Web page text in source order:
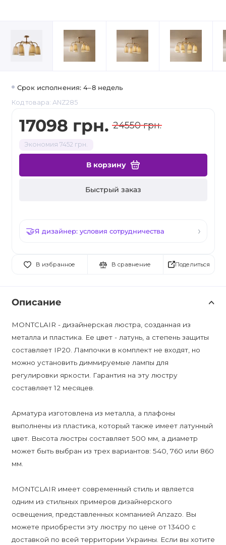
Срок исполнения: 4–8 недель
Код товара: ANZ285
17098 грн. 24550 грн.
Экономия 7452 грн.
В корзину
Быстрый заказ
Я дизайнер: условия сотрудничества
В избранное В сравнение Поделиться
Описание
MONTCLAIR - дизайнерская люстра, созданная из
металла и пластика. Ее цвет - латунь, а степень защиты
составляет IP20. Лампочки в комплект не входят, но
можно установить диммируемые лампы для
регулировки яркости. Гарантия на эту люстру
составляет 12 месяцев.
Арматура изготовлена из металла, а плафоны
выполнены из пластика, который также имеет латунный
цвет. Высота люстры составляет 500 мм, а диаметр
может быть выбран из трех вариантов: 540, 760 или 860
мм.
MONTCLAIR имеет современный стиль и является
одним из стильных примеров дизайнерского
освещения, представленных компанией Anzazo. Вы
можете приобрести эту люстру по цене от 13400 с
доставкой по всей территории Украины. Если вы хотите